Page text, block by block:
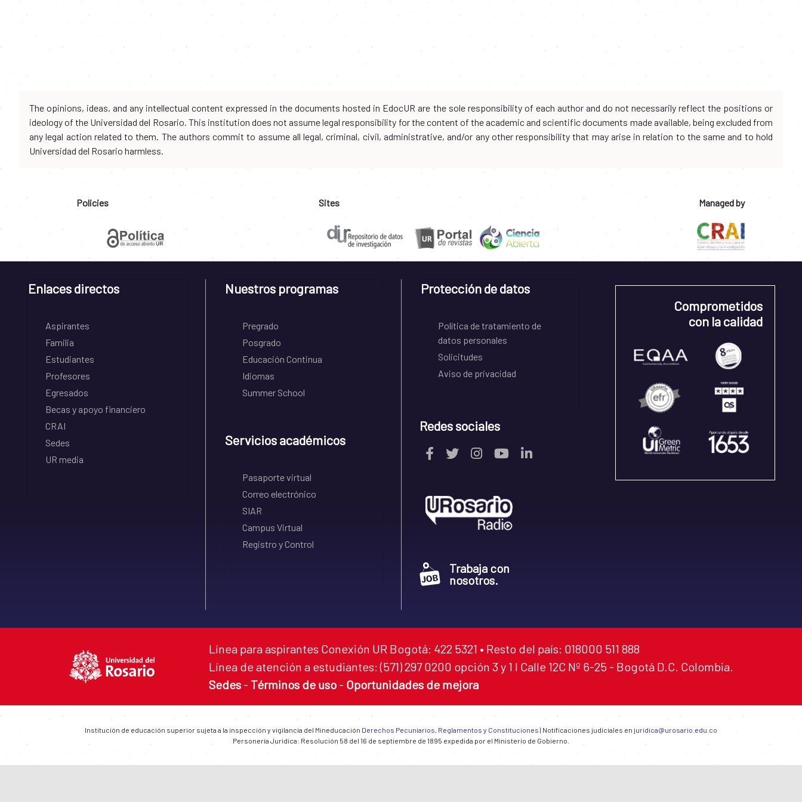
The opinions, ideas, and any intellectual content expressed in the documents hosted in EdocUR are the sole responsibility of each author and do not necessarily reflect the positions or
ideology of the Universidad del Rosario. This institution does not assume legal responsibility for the content of the academic and scientific documents made available, being excluded from
any legal action related to them. The authors commit to assume all legal, criminal, civil, administrative, and/or any other responsibility that may arise in relation to the same and to hold
Universidad del Rosario harmless.
Policies Sites Managed by
Enlaces directos
Aspirantes
Familia
Estudiantes
Profesores
Egresados
Becas y apoyo financiero
CRAI
Sedes
UR media
Nuestros programas
Pregrado
Posgrado
Educación Continua
Idiomas
Summer School
Servicios académicos
Pasaporte virtual
Correo electrónico
SIAR
Campus Virtual
Registro y Control
Protección de datos
Política de tratamiento de
datos personales
Solicitudes
Aviso de privacidad
Redes sociales
Trabaja con
nosotros.
Comprometidos
con la calidad
Línea para aspirantes Conexión UR Bogotá: 422 5321 • Resto del país: 018000 511 888
Línea de atención a estudiantes: (571) 297 0200 opción 3 y 1 I Calle 12C Nº 6-25 - Bogotá D.C. Colombia.
Sedes - Términos de uso - Oportunidades de mejora
Institución de educación superior sujeta a la inspección y vigilancia del Mineducación Derechos Pecuniarios, Reglamentos y Constituciones | Notificaciones judiciales en juridica@urosario.edu.co
Personería Jurídica: Resolución 58 del 16 de septiembre de 1895 expedida por el Ministerio de Gobierno.